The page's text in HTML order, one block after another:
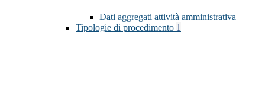
Dati aggregati attività amministrativa
Tipologie di procedimento 1